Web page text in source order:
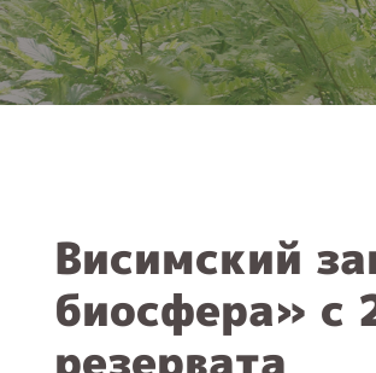
Висимский
биосфера» с